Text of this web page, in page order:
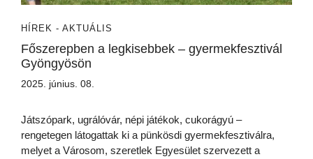
HÍREK - AKTUÁLIS
Főszerepben a legkisebbek – gyermekfesztivál
Gyöngyösön
2025. június. 08.
Játszópark, ugrálóvár, népi játékok, cukorágyú –
rengetegen látogattak ki a pünkösdi gyermekfesztiválra,
melyet a Városom, szeretlek Egyesület szervezett a